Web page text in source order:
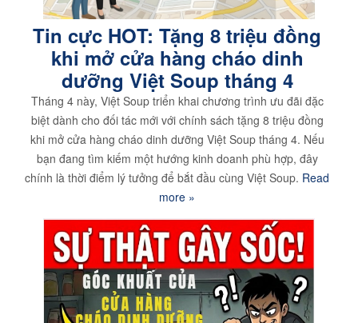
Tin cực HOT: Tặng 8 triệu đồng
khi mở cửa hàng cháo dinh
dưỡng Việt Soup tháng 4
Tháng 4 này, Việt Soup triển khai chương trình ưu đãi đặc
biệt dành cho đối tác mới với chính sách tặng 8 triệu đồng
khi mở cửa hàng cháo dinh dưỡng Việt Soup tháng 4. Nếu
bạn đang tìm kiếm một hướng kinh doanh phù hợp, đây
chính là thời điểm lý tưởng để bắt đầu cùng Việt Soup. Read
more »